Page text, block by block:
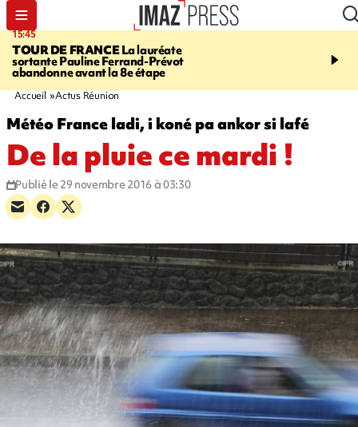
15:45
TOUR DE FRANCELa lauréate
sortante Pauline Ferrand-Prévot
abandonne avant la 8e étape
20:17
routière, concours de
Accueil Actus Réunion
Météo France ladi, i koné pa ankor si lafé
De la pluie ce mardi !
Publié le 29 novembre 2016 à 03:30